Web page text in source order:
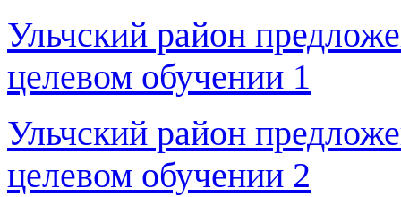
Ульчский район
целевом обучении 1
Ульчский район
целевом обучении 2